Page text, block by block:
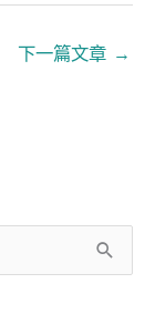
下一篇文章 →